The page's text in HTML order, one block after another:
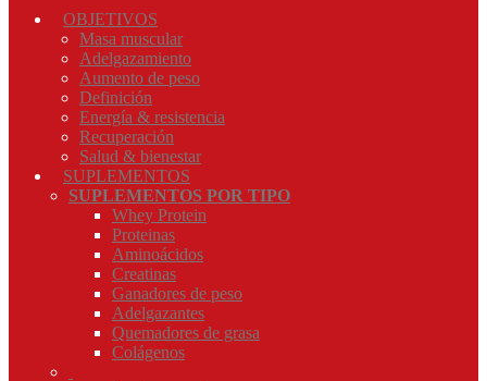
OBJETIVOS
Masa muscular
Adelgazamiento
Aumento de peso
Definición
Energía & resistencia
Recuperación
Salud & bienestar
SUPLEMENTOS
SUPLEMENTOS POR TIPO
Whey Protein
Proteinas
Aminoácidos
Creatinas
Ganadores de peso
Adelgazantes
Quemadores de grasa
Colágenos